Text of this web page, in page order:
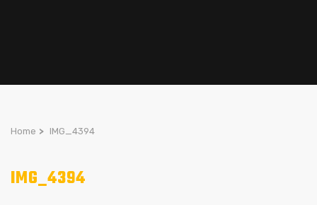
Home > IMG_4394
IMG_4394